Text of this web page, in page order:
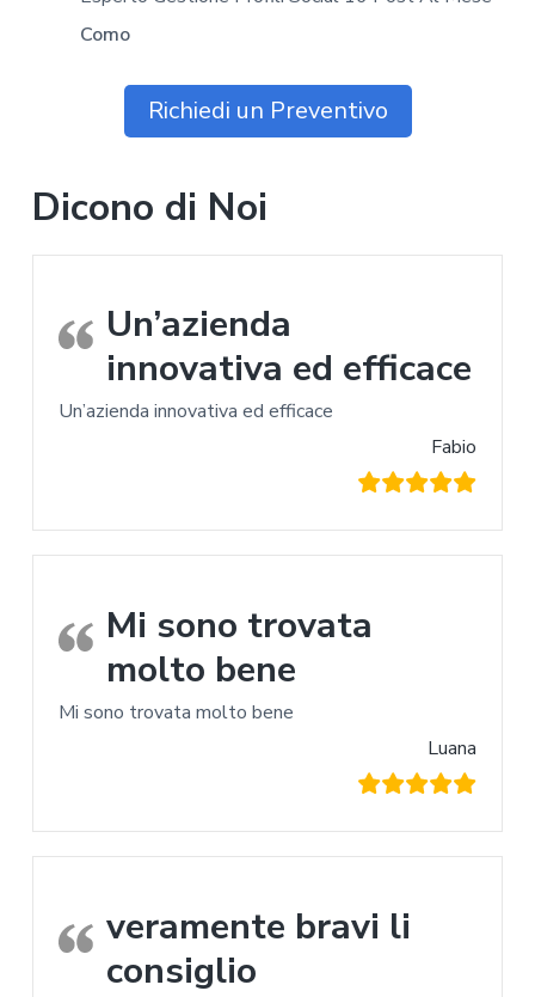
Como
Richiedi un Preventivo
Dicono di Noi
Un’azienda
innovativa ed efficace
Un’azienda innovativa ed efficace
Fabio
Mi sono trovata
molto bene
Mi sono trovata molto bene
Luana
veramente bravi li
consiglio